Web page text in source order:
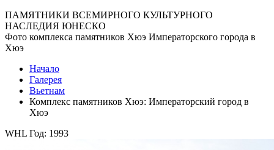
ПАМЯТНИКИ ВСЕМИРНОГО КУЛЬТУРНОГО
НАСЛЕДИЯ ЮНЕСКО
Фото комплекса памятников Хюэ Императорского города в
Хюэ
Начало
Галерея
Вьетнам
Комплекс памятников Хюэ: Императорский город в
Хюэ
WHL Год: 1993